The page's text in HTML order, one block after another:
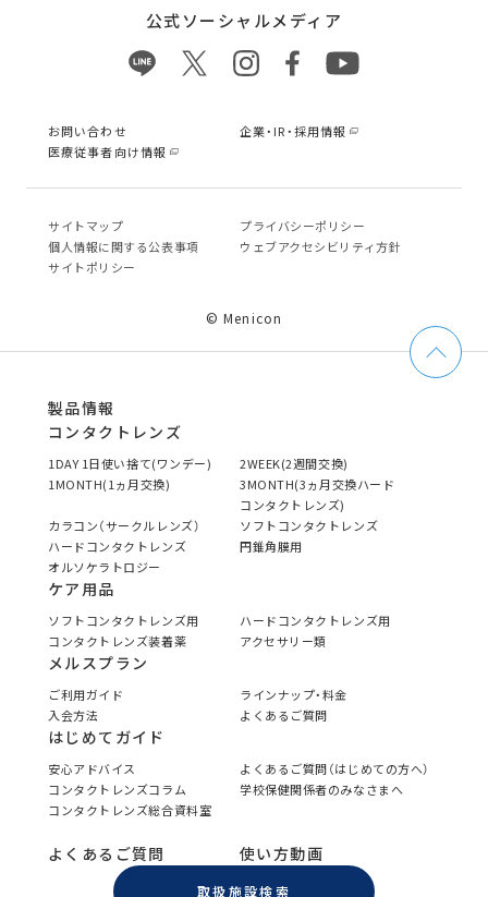
公式ソーシャルメディア
お問い合わせ
企業・IR・採用情報
医療従事者向け情報
サイトマップ
プライバシーポリシー
個⼈情報に関する公表事項
ウェブアクセシビリティ方針
サイトポリシー
© Menicon
製品情報
コンタクトレンズ
1DAY 1日使い捨て(ワンデー)
2WEEK(2週間交換)
1MONTH(1ヵ月交換)
3MONTH(3ヵ月交換ハード
コンタクトレンズ)
カラコン（サークルレンズ）
ソフトコンタクトレンズ
ハードコンタクトレンズ
円錐角膜用
オルソケラトロジー
ケア用品
ソフトコンタクトレンズ用
ハードコンタクトレンズ用
コンタクトレンズ装着薬
アクセサリー類
メルスプラン
ご利用ガイド
ラインナップ・料金
入会方法
よくあるご質問
はじめてガイド
安心アドバイス
よくあるご質問（はじめての方へ）
コンタクトレンズコラム
学校保健関係者のみなさまへ
コンタクトレンズ総合資料室
よくあるご質問 使い方動画
取扱施設検索